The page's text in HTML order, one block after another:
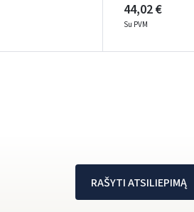
44,02 €
Su PVM
RAŠYTI ATSILIEPIMĄ